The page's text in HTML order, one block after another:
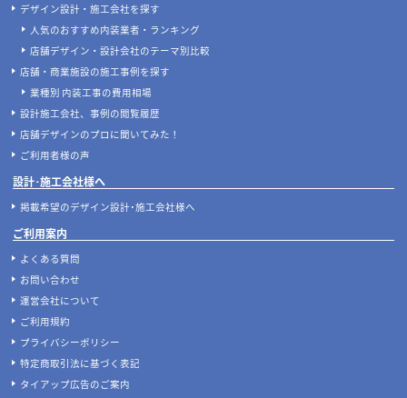
デザイン設計・施工会社を探す
人気のおすすめ内装業者・ランキング
店舗デザイン・設計会社のテーマ別比較
店舗・商業施設の施工事例を探す
業種別 内装工事の費用相場
設計施工会社、事例の閲覧履歴
店舗デザインのプロに聞いてみた！
ご利用者様の声
設計･施工会社様へ
掲載希望のデザイン設計･施工会社様へ
ご利用案内
よくある質問
お問い合わせ
運営会社について
ご利用規約
プライバシーポリシー
特定商取引法に基づく表記
タイアップ広告のご案内